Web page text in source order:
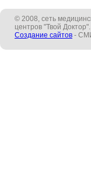
© 2008, сеть
центров "Твой Доктор".
Создание сайтов -